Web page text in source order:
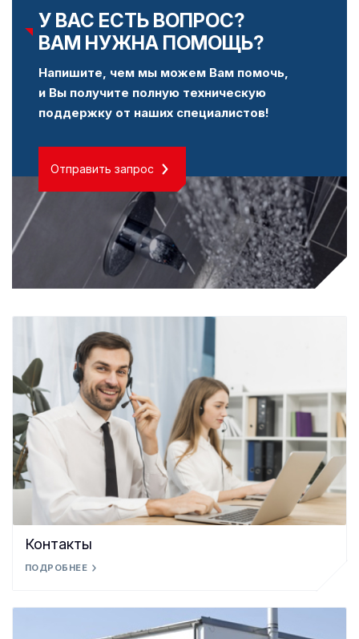
У ВАС ЕСТЬ ВОПРОС?
ВАМ НУЖНА ПОМОЩЬ?
Напишите, чем мы можем Вам помочь,
и Вы получите полную техническую
поддержку от наших специалистов!
Отправить запрос
Контакты
ПОДРОБНЕЕ